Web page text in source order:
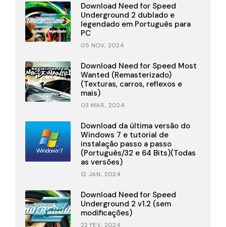
Download Need for Speed
Underground 2 dublado e
legendado em Português para
PC
05 NOV., 2024
Download Need for Speed Most
Wanted (Remasterizado)
(Texturas, carros, reflexos e
mais)
03 MAR., 2024
Download da última versão do
Windows 7 e tutorial de
instalação passo a passo
(Português/32 e 64 Bits)(Todas
as versões)
12 JAN., 2024
Download Need for Speed
Underground 2 v1.2 (sem
modificações)
22 FEV., 2024